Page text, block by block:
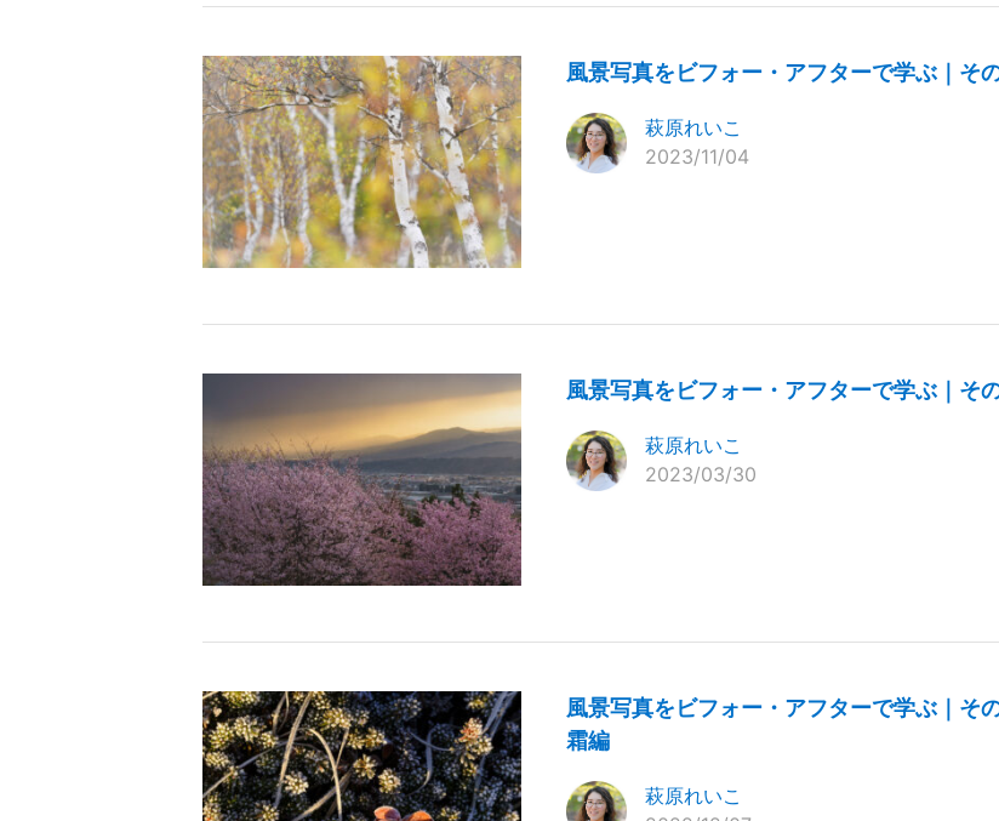
風景写真をビフォー・アフターで学ぶ｜そ
萩原れいこ
2023/11/04
風景写真をビフォー・アフターで学ぶ｜そ
萩原れいこ
2023/03/30
風景写真をビフォー・アフターで学ぶ｜そ
霜編
萩原れいこ